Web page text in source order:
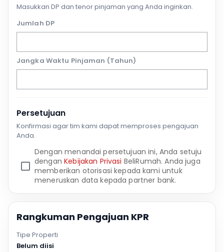
Masukkan DP dan tenor pinjaman yang Anda inginkan.
Jumlah DP
Jangka Waktu Pinjaman (Tahun)
Persetujuan
Konfirmasi agar tim kami dapat memproses pengajuan
Anda.
Dengan menandai persetujuan ini, Anda setuju
denganKebijakan Privasi BeliRumah. Anda juga
memberikan otorisasi kepada kami untuk
meneruskan data kepada partner bank.
Rangkuman Pengajuan KPR
Tipe Properti
Belum diisi